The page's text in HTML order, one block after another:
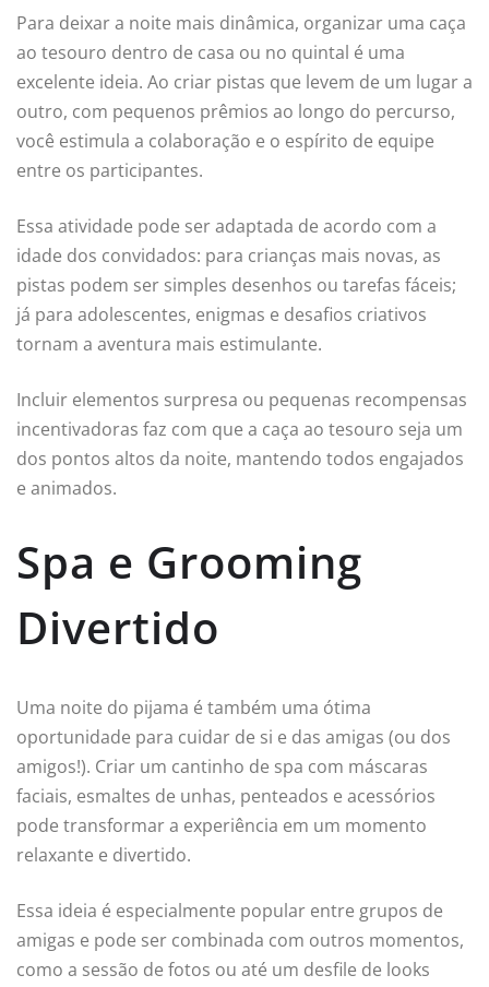
Para deixar a noite mais dinâmica, organizar uma caça
ao tesouro dentro de casa ou no quintal é uma
excelente ideia. Ao criar pistas que levem de um lugar a
outro, com pequenos prêmios ao longo do percurso,
você estimula a colaboração e o espírito de equipe
entre os participantes.
Essa atividade pode ser adaptada de acordo com a
idade dos convidados: para crianças mais novas, as
pistas podem ser simples desenhos ou tarefas fáceis;
já para adolescentes, enigmas e desafios criativos
tornam a aventura mais estimulante.
Incluir elementos surpresa ou pequenas recompensas
incentivadoras faz com que a caça ao tesouro seja um
dos pontos altos da noite, mantendo todos engajados
e animados.
Spa e Grooming
Divertido
Uma noite do pijama é também uma ótima
oportunidade para cuidar de si e das amigas (ou dos
amigos!). Criar um cantinho de spa com máscaras
faciais, esmaltes de unhas, penteados e acessórios
pode transformar a experiência em um momento
relaxante e divertido.
Essa ideia é especialmente popular entre grupos de
amigas e pode ser combinada com outros momentos,
como a sessão de fotos ou até um desfile de looks